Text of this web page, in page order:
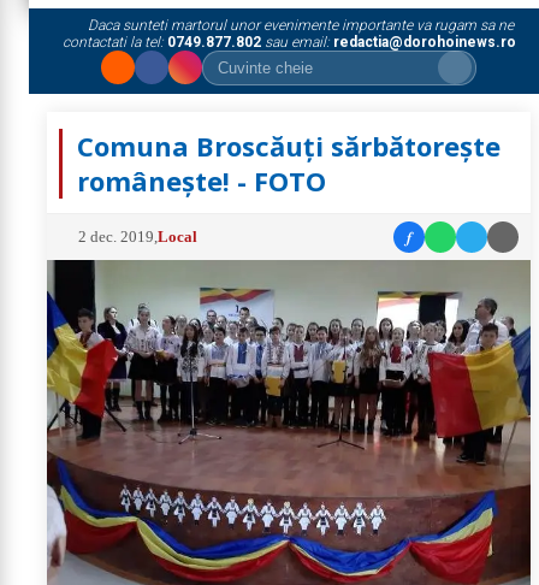
Daca sunteti martorul unor evenimente importante va rugam sa ne
contactati la tel: 0749.877.802sau email: redactia@dorohoinews.ro
Comuna Broscăuți sărbătorește
românește! - FOTO
2 dec. 2019 ,Local f